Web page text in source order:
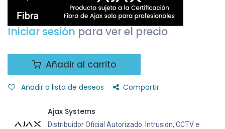
Iniciar sesión para ver el precio
Añadir al carrito
Añadir a lista de deseos Compartir
Ajax Systems
Distribuidor Oficial Autorizado. Intrusión, CCTV e